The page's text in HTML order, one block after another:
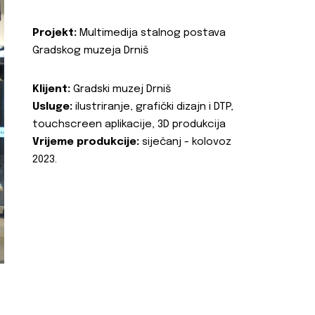
Projekt: Multimedija stalnog postava
Gradskog muzeja Drniš
Klijent: Gradski muzej Drniš
Usluge: ilustriranje, grafički dizajn i DTP,
touchscreen aplikacije, 3D produkcija
Vrijeme produkcije: siječanj - kolovoz
2023.